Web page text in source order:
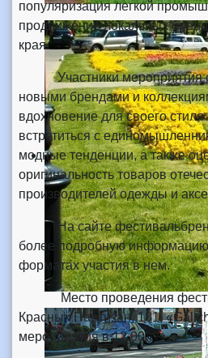
популяризация легкой
продвижение локальных
края.
Участники мероприятия
новыми брендами и
вдохновение для своего стиля
встретиться с
модные тенденции, а также
оригинальность товаров
производителей одежды и
На сайте
более подробную
форматах участия в нем.
Место проведения
Красных Партизан, 181,
мероприятия в 12.00.